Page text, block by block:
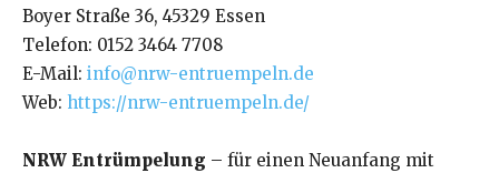
Boyer Straße 36, 45329 Essen
Telefon: 0152 3464 7708
E-Mail: info@nrw-entruempeln.de
Web: https://nrw-entruempeln.de/
NRW Entrümpelung – für einen Neuanfang mit